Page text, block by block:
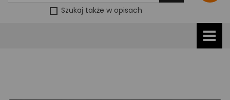
Szukaj także w opisach